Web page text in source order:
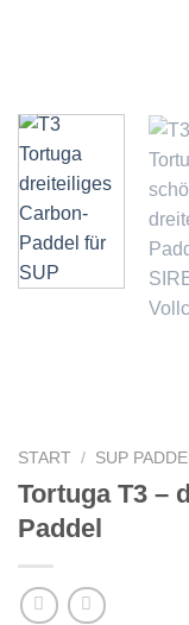
START / SUP
Tortuga T3 –
Paddel